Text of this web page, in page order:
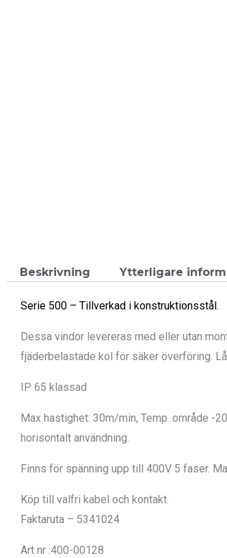
Beskrivning Ytterligare
Serie 500 – Tillverkad i konstruktionsstål.
Dessa vindor levereras med eller utan
fjäderbelastade kol för säker överföring.
IP 65 klassad
Max hastighet: 30m/min, Temp. område -
horisontalt användning.
Finns för spänning upp till 400V 5 faser.
Köp till valfri kabel och kontakt.
Faktaruta – 5341024
Art nr :400-00128